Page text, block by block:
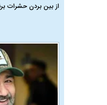
از بین بردن حشرات